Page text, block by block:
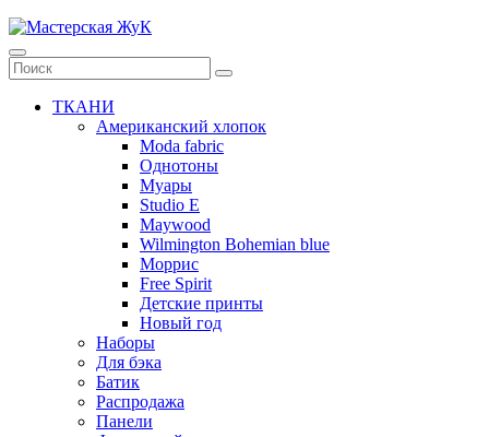
ТКАНИ
Американский хлопок
Moda fabric
Однотоны
Муары
Studio E
Maywood
Wilmington Bohemian blue
Моррис
Free Spirit
Детские принты
Новый год
Наборы
Для бэка
Батик
Распродажа
Панели